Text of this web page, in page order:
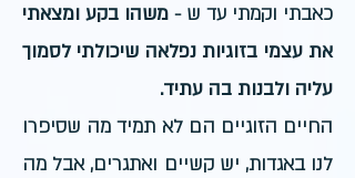
כאבתי וקמתי עד ש - משהו בקע ומצאתי
את עצמי בזוגיות נפלאה שיכולתי לסמוך
עליה ולבנות בה עתיד.
החיים הזוגיים הם לא תמיד מה שסיפרו
לנו באגדות, יש קשיים ואתגרים, אבל מה